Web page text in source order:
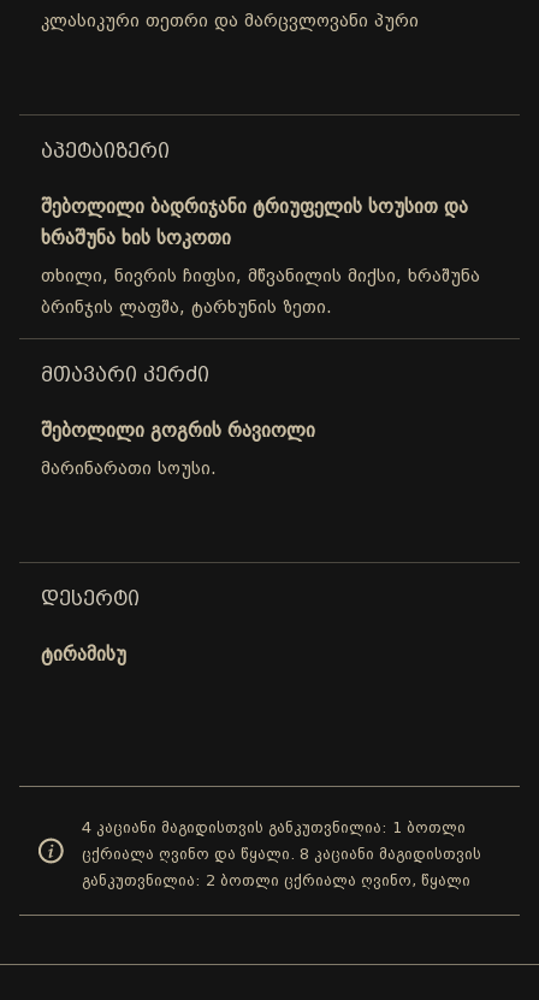
კლასიკური თეთრი და მარცვლოვანი პური
ᲐᲞᲔᲢᲐᲘᲖᲔᲠᲘ
შებოლილი ბადრიჯანი ტრიუფელის სოუსით და
ხრაშუნა ხის სოკოთი
თხილი, ნივრის ჩიფსი, მწვანილის მიქსი, ხრაშუნა
ბრინჯის ლაფშა, ტარხუნის ზეთი.
ᲛᲗᲐᲕᲐᲠᲘ ᲙᲔᲠᲫᲘ
შებოლილი გოგრის რავიოლი
მარინარათი სოუსი.
ᲓᲔᲡᲔᲠᲢᲘ
ტირამისუ
4 კაციანი მაგიდისთვის განკუთვნილია: 1 ბოთლი
ცქრიალა ღვინო და წყალი. 8 კაციანი მაგიდისთვის
განკუთვნილია: 2 ბოთლი ცქრიალა ღვინო, წყალი